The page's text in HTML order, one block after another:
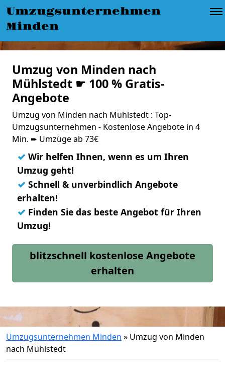
Umzugsunternehmen
Minden
Umzug von Minden nach
Mühlstedt ☛ 100 % Gratis-
Angebote
Umzug von Minden nach Mühlstedt : Top-
Umzugsunternehmen - Kostenlose Angebote in 4
Min. ➨ Umzüge ab 73€
✓ Wir helfen Ihnen, wenn es um Ihren
Umzug geht!
✓ Schnell & unverbindlich Angebote
erhalten!
✓ Finden Sie das beste Angebot für Ihren
Umzug!
blitzschnell kostenlose Angebote
erhalten
Umzugsunternehmen Minden » Umzug von Minden
nach Mühlstedt